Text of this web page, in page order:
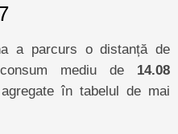
a parcurs o distanță de
mediu de 14.08
agregate în tabelul de mai